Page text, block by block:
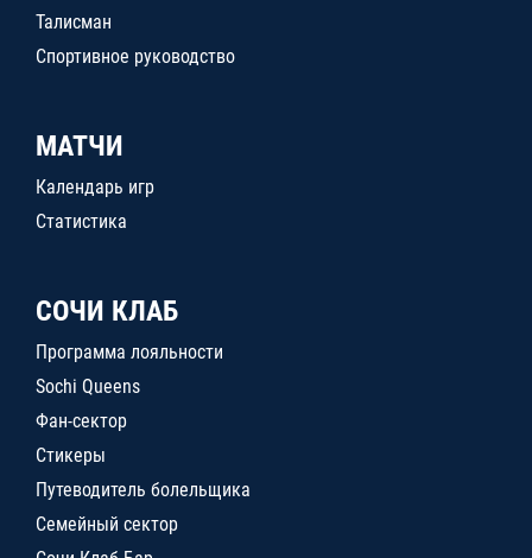
Талисман
Спортивное руководство
МАТЧИ
Календарь игр
Статистика
СОЧИ КЛАБ
Программа лояльности
Sochi Queens
Фан-сектор
Стикеры
Путеводитель болельщика
Семейный сектор